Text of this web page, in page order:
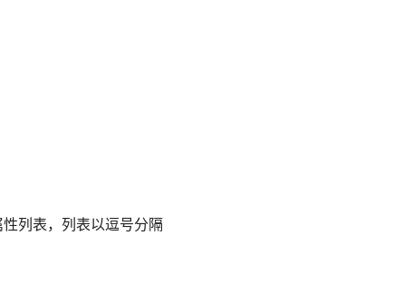
列表，列表以逗号分隔